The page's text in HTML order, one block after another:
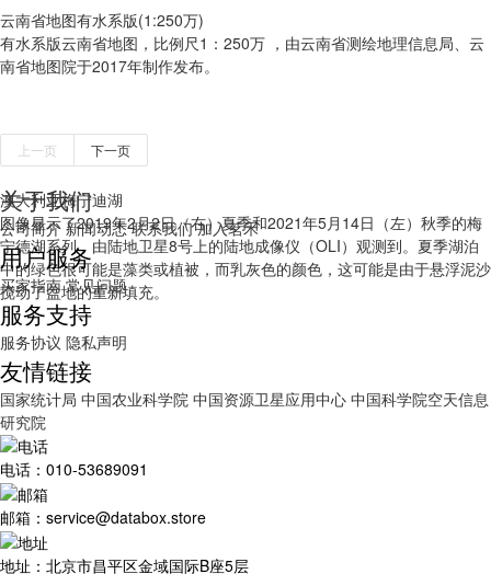
云南省地图有水系版(1:250万)
有​水系版云南省地图，比例尺1：250万 ，由云南省测绘地理信息局、云
南省地图院于2017年制作发布。
澳大利亚梅宁迪湖
图像显示了2019年2月2日（右）夏季和2021年5月14日（左）秋季的梅
宁德湖系列，由陆地卫星8号上的陆地成像仪（OLI）观测到。夏季湖泊
中的绿色很可能是藻类或植被，而乳灰色的颜色，这可能是由于悬浮泥沙
搅动了盆地的重新填充。
上一页 下一页
关于我们
公司简介 新闻动态 联系我们 加入茗禾
用户服务
买家指南 常见问题
服务支持
服务协议 隐私声明
友情链接
国家统计局 中国农业科学院 中国资源卫星应用中心 中国科学院空天信息
研究院
电话：010-53689091
邮箱：service@databox.store
地址：北京市昌平区金域国际B座5层